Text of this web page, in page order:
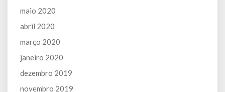
maio 2020
abril 2020
março 2020
janeiro 2020
dezembro 2019
novembro 2019